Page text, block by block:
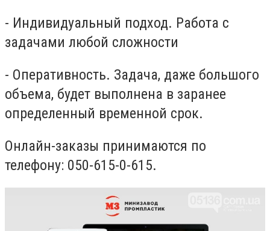
- Индивидуальный подход. Работа с
задачами любой сложности
- Оперативность. Задача, даже большого
объема, будет выполнена в заранее
определенный временной срок.
Онлайн-заказы принимаются по
телефону: 050-615-0-615.